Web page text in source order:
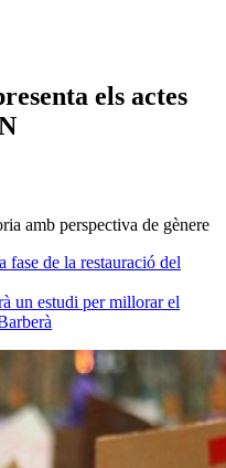
els actes
amb perspectiva de gènere
fase de la restauració del
un estudi per millorar el